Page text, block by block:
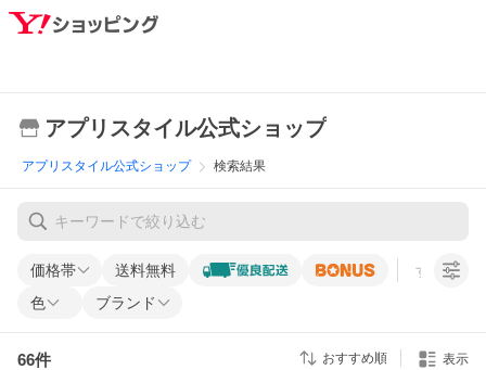
アプリスタイル公式ショップ
アプリスタイル公式ショップ 検索結果
価格帯 送料無料 すべての条
色 ブランド
66件 おすすめ順 表示